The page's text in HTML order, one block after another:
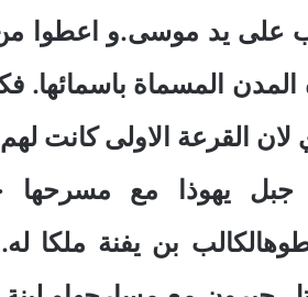
على يد موسى.و اعطوا
المسماة باسمائها.
لان القرعة الاولى كانت
يهوذا مع مسرحها
بن يفنة ملكا